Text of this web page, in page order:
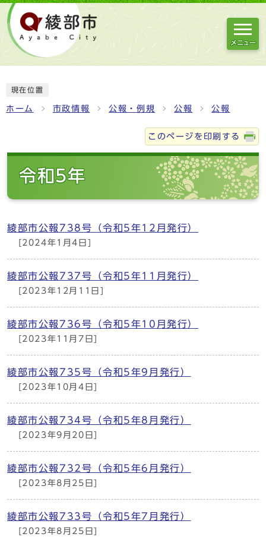
メニュー
現在位置
ホーム 市政情報 公報・例規 公報 公報
このページを印刷する
令和5年
綾部市公報738号（令和5年12月発行）
[2024年1月4日]
綾部市公報737号（令和5年11月発行）
[2023年12月11日]
綾部市公報736号（令和5年10月発行）
[2023年11月7日]
綾部市公報735号（令和5年9月発行）
[2023年10月4日]
綾部市公報734号（令和5年8月発行）
[2023年9月20日]
綾部市公報732号（令和5年6月発行）
[2023年8月25日]
綾部市公報733号（令和5年7月発行）
[2023年8月25日]